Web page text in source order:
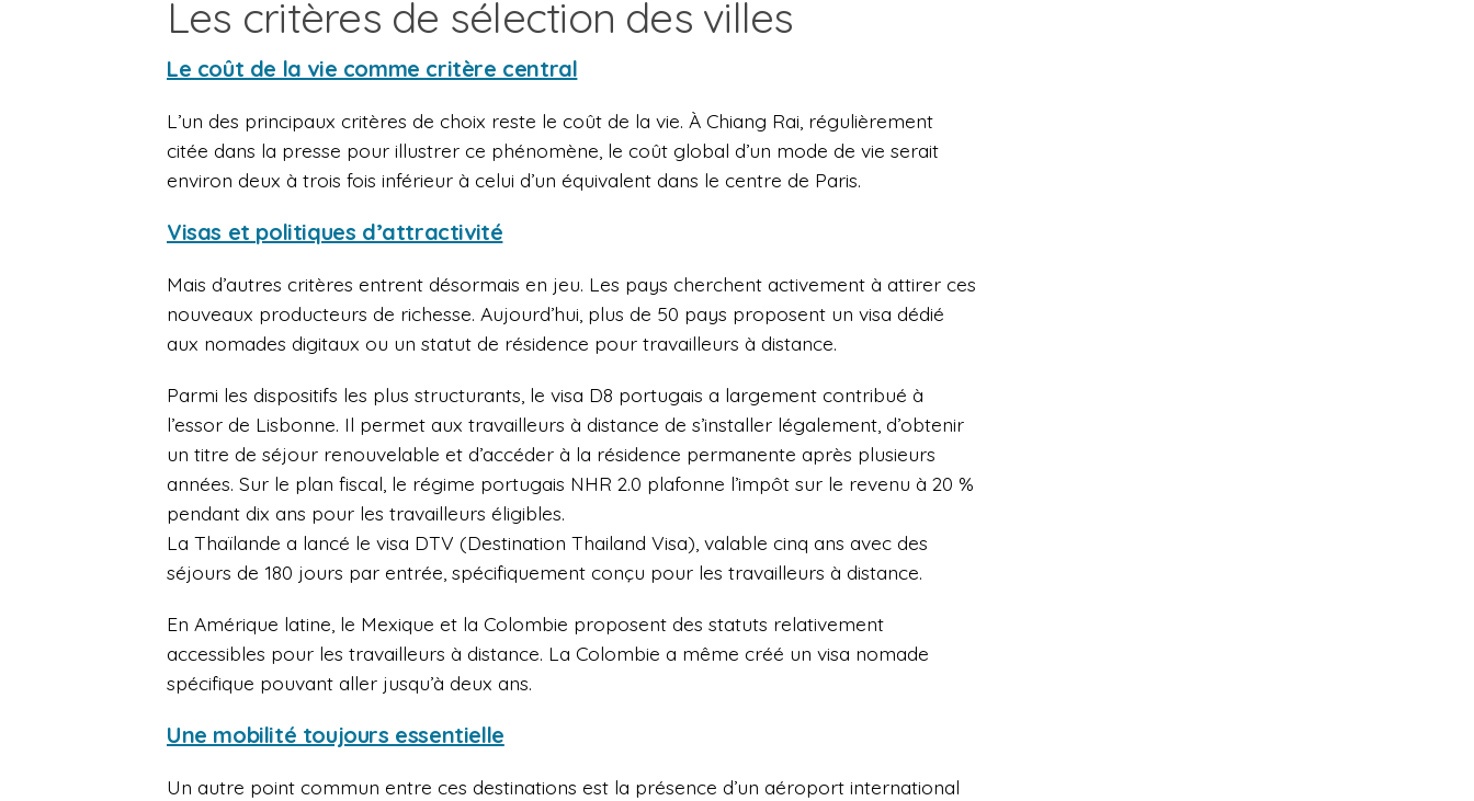
Les critères de sélection des villes
Le coût de la vie comme critère central
L’un des principaux critères de choix reste le coût de la vie. À Chiang Rai, régulièrement
citée dans la presse pour illustrer ce phénomène, le coût global d’un mode de vie serait
environ deux à trois fois inférieur à celui d’un équivalent dans le centre de Paris.
Visas et politiques d’attractivité
Mais d’autres critères entrent désormais en jeu. Les pays cherchent activement à attirer ces
nouveaux producteurs de richesse. Aujourd’hui, plus de 50 pays proposent un visa dédié
aux nomades digitaux ou un statut de résidence pour travailleurs à distance.
Parmi les dispositifs les plus structurants, le visa D8 portugais a largement contribué à
l’essor de Lisbonne. Il permet aux travailleurs à distance de s’installer légalement, d’obtenir
un titre de séjour renouvelable et d’accéder à la résidence permanente après plusieurs
années. Sur le plan fiscal, le régime portugais NHR 2.0 plafonne l’impôt sur le revenu à 20 %
pendant dix ans pour les travailleurs éligibles.
La Thaïlande a lancé le visa DTV (Destination Thailand Visa), valable cinq ans avec des
séjours de 180 jours par entrée, spécifiquement conçu pour les travailleurs à distance.
En Amérique latine, le Mexique et la Colombie proposent des statuts relativement
accessibles pour les travailleurs à distance. La Colombie a même créé un visa nomade
spécifique pouvant aller jusqu’à deux ans.
Une mobilité toujours essentielle
Un autre point commun entre ces destinations est la présence d’un aéroport international